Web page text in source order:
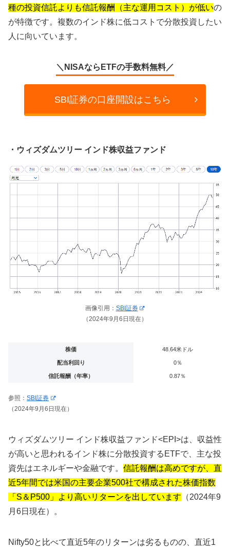
種の投資信託よりも信託報酬（主な運用コスト）が低いの
が特徴です。複数のインド株に低コストで分散投資したい
人に向いています。
＼NISAならETFの手数料無料／
SBI証券の口座開設はこちら
・ウィズダムツリー インド株収益ファンド
画像引用： SBI証券
（2024年9月6日現在）
株価 48.64米ドル
配当利回り 0％
信託報酬（年率） 0.87％
参照： SBI証券
（2024年9月6日現在）
ウィズダムツリー インド株収益ファンド<EPI>は、収益性
が高いと思われるインド株に分散投資するETFで、主な投
資先はエネルギーや金融です。 信託報酬は高めですが、直
近5年間では米国の主要企業500社で構成された株価指数
「S＆P500」より高いリターンを出しています （2024年9
月6日現在）。
Nifty50と比べて直近5年のリターンは劣るものの、直近1